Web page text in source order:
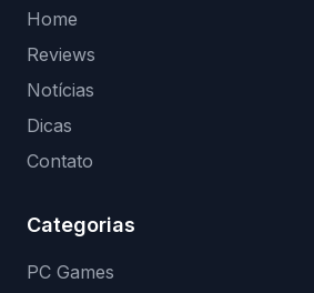
Home
Reviews
Notícias
Dicas
Contato
Categorias
PC Games